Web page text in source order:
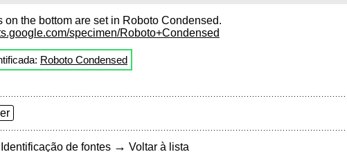
on the bottom are set in Roboto Condensed.
specimen/Roboto+Condensed
Roboto Condensed
Identificação de fontes → Voltar à lista